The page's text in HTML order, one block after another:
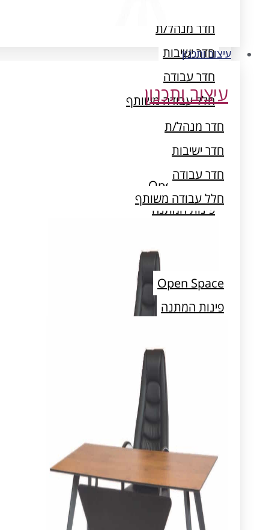
חדר מנהל/ת
חדר ישיבות
חדר עבודה
חלל עבודה משותף
Open Space
פינות המתנה
עיצוב ותכנון
עיצוב ותכנון
חדר מנהל/ת
חדר ישיבות
חדר עבודה
חלל עבודה משותף
Open Space
פינות המתנה